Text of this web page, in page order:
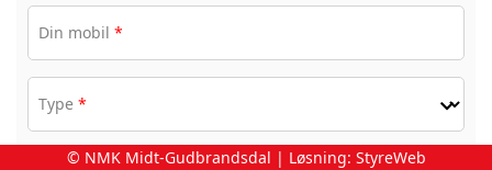
Din mobil *
Type *
© NMK Midt-Gudbrandsdal | Løsning: StyreWeb